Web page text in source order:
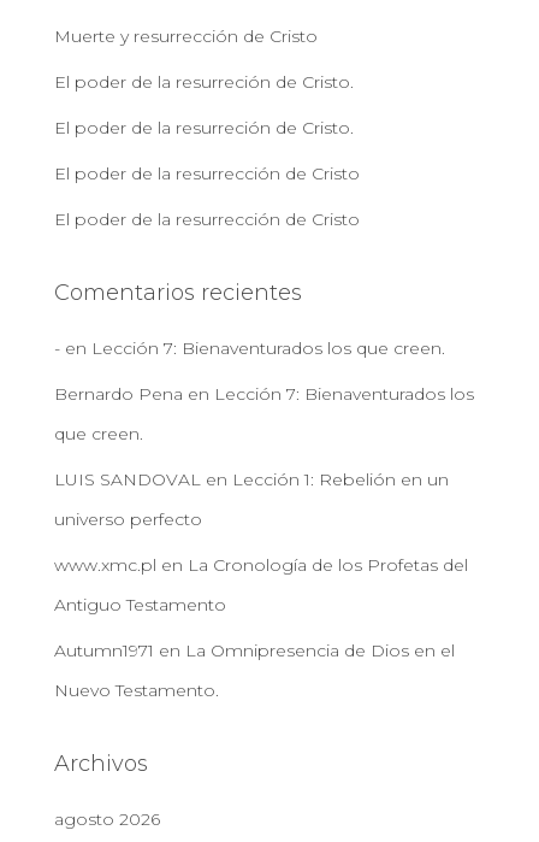
Muerte y resurrección de Cristo
El poder de la resurreción de Cristo.
El poder de la resurreción de Cristo.
El poder de la resurrección de Cristo
El poder de la resurrección de Cristo
Comentarios recientes
- en Lección 7: Bienaventurados los que creen.
Bernardo Pena en Lección 7: Bienaventurados los
que creen.
LUIS SANDOVAL en Lección 1: Rebelión en un
universo perfecto
www.xmc.pl en La Cronología de los Profetas del
Antiguo Testamento
Autumn1971 en La Omnipresencia de Dios en el
Nuevo Testamento.
Archivos
agosto 2026